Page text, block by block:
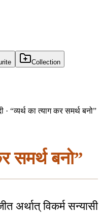
Collection
· “व्यर्थ का त्याग कर समर्थ बनो”
समर्थ बनो”
अर्थात् विकर्म सन्यासी